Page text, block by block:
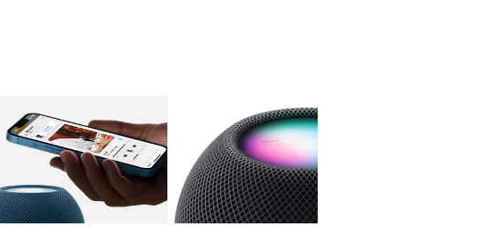
图库 图像 4 图库 图像 5